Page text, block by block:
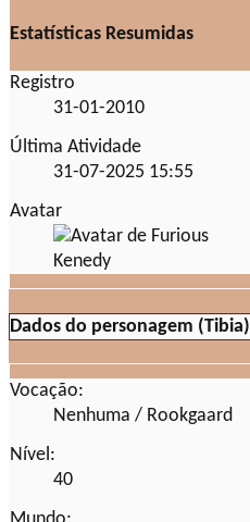
Estatísticas Resumidas
Registro
31-01-2010
Última Atividade
31-07-2025 15:55
Avatar
Dados do personagem (Tibia)
Vocação:
Nenhuma / Rookgaard
Nível:
40